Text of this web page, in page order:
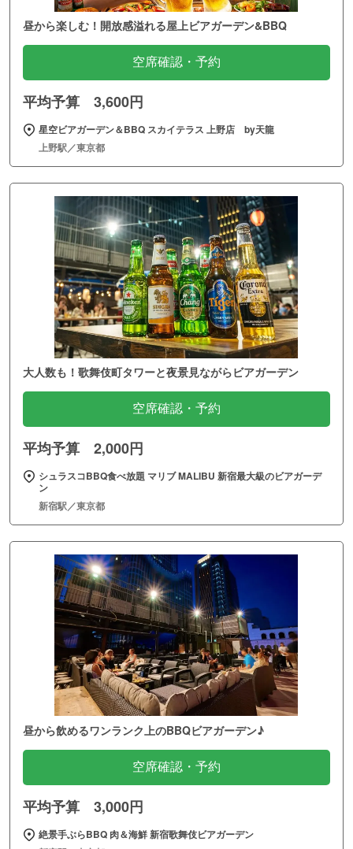
昼から楽しむ！開放感溢れる屋上ビアガーデン&BBQ
空席確認・予約
平均予算 3,600円
星空ビアガーデン＆BBQ スカイテラス 上野店 by天龍
上野駅／東京都
大人数も！歌舞伎町タワーと夜景見ながらビアガーデン
空席確認・予約
平均予算 2,000円
シュラスコBBQ食べ放題 マリブ MALIBU 新宿最大級のビアガーデ
ン
新宿駅／東京都
昼から飲めるワンランク上のBBQビアガーデン♪
空席確認・予約
平均予算 3,000円
絶景手ぶらBBQ 肉＆海鮮 新宿歌舞伎ビアガーデン